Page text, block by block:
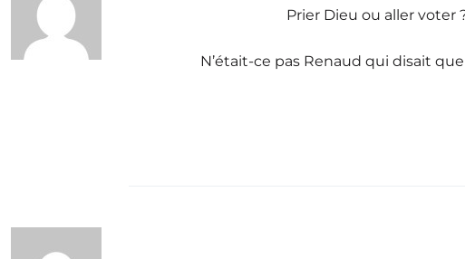
Prier Dieu ou aller voter
N’était-ce pas Renaud qui disait